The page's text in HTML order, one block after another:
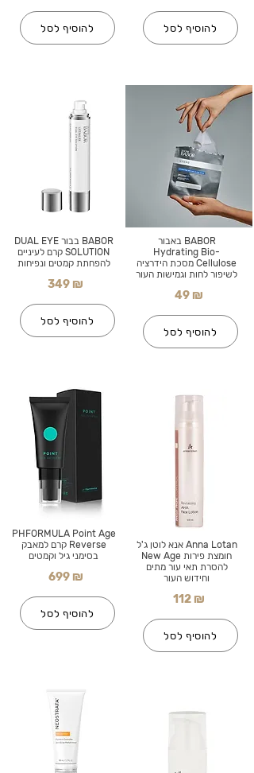
להוסיף לסל
BABOR בבור DUAL EYE
SOLUTION קרם לעיניים
להפחתת קמטים ונפיחות
349 ₪
להוסיף לסל
PHFORMULA Point Age
Reverse קרם למאבק
בסימני גיל וקמטים
699 ₪
להוסיף לסל
להוסיף לסל
BABOR באבור
Hydrating Bio-
Cellulose מסכת הידרציה
לשיפור לחות וגמישות העור
49 ₪
להוסיף לסל
Anna Lotan אנא לוטן ג'ל
חומצת פירות New Age
להסרת תאי עור מתים
וחידוש העור
112 ₪
להוסיף לסל